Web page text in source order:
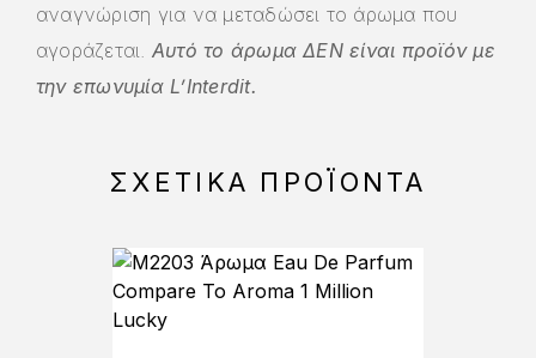
αναγνώριση για να μεταδώσει το άρωμα που
αγοράζεται. Αυτό το άρωμα ΔΕΝ είναι προϊόν με
την επωνυμία L’Interdit.
ΣΧΕΤΙΚΆ ΠΡΟΪΌΝΤΑ